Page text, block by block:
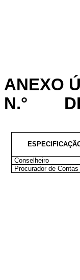
ANEXO
N.°
Conselheiro
Procurador de Contas